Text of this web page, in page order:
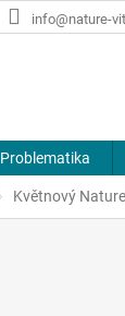
info@nature-
Problematika
Květnový